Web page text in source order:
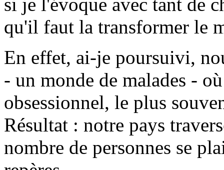
qu'il faut la transformer le
En effet, ai-je poursuivi,
- un monde de malades -
obsessionnel, le plus
Résultat : notre pays
nombre de personnes se